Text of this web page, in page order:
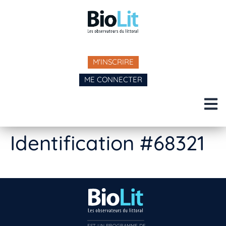
M'INSCRIRE
ME CONNECTER
Identification #68321